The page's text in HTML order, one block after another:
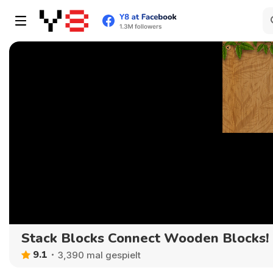
Stack Blocks Connect Wooden Blocks!
9.1 3,390 mal gespielt